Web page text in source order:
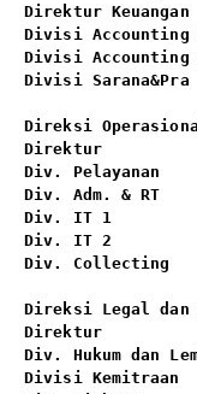
Direktur Keuangan
Divisi Accounting
Divisi Accounting
Divisi Sarana&Pra
Direksi
Direktur
Div. Pelayanan
Div. Adm. & RT
Div. IT 1
Div. IT
Div. Collecting
Direksi Legal dan
Direktur
Div. Hukum dan
Divisi Kemitraan